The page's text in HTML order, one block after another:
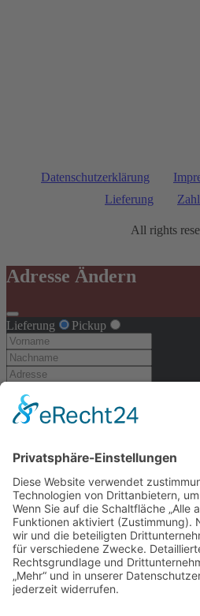
Datenschutzerklärung
Lieferung
All rights
Adresse Ändern
Lieferung Pickup
Adresse Ändern
Loading...